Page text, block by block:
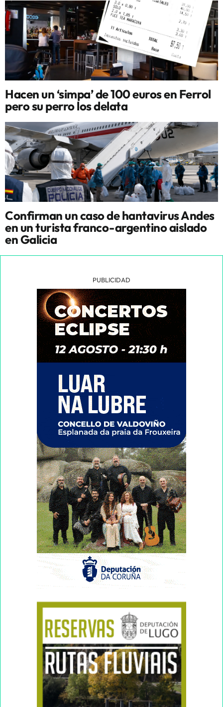
Hacen un ‘simpa’ de 100 euros en Ferrol
pero su perro los delata
Confirman un caso de hantavirus Andes
en un turista franco-argentino aislado
en Galicia
PUBLICIDAD